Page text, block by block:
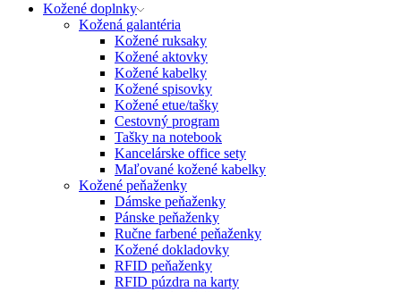
Kožené doplnky
Kožená galantéria
Kožené ruksaky
Kožené aktovky
Kožené kabelky
Kožené spisovky
Kožené etue/tašky
Cestovný program
Tašky na notebook
Kancelárske office sety
Maľované kožené kabelky
Kožené peňaženky
Dámske peňaženky
Pánske peňaženky
Ručne farbené peňaženky
Kožené dokladovky
RFID peňaženky
RFID púzdra na karty